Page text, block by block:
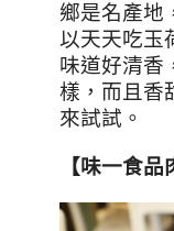
鄉是名產地
以天天吃玉
味道好清香
樣，而且香
來試試。
【味一食品